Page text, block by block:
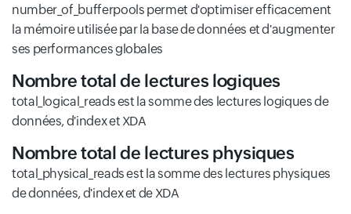
number_of_bufferpools permet d'optimiser efficacement
la mémoire utilisée par la base de données et d'augmenter
ses performances globales
Nombre total de lectures logiques
total_logical_reads est la somme des lectures logiques de
données, d'index et XDA
Nombre total de lectures physiques
total_physical_reads est la somme des lectures physiques
de données, d'index et de XDA